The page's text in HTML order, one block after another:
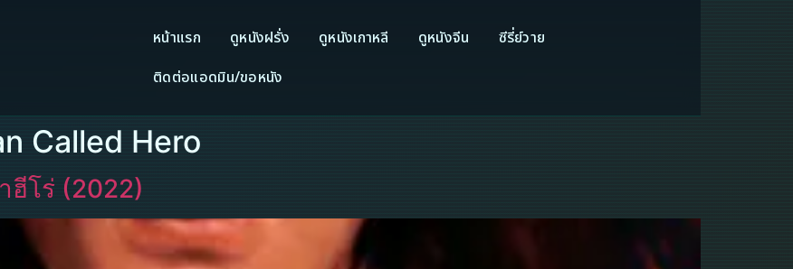
หน้าแรก ดูหนังฝรั่ง ดูหนังเกาหลี ดูหนังจีน
ซีรี่ย์วาย
ติดต่อแอดมิน/ขอหนัง
Called Hero
ฮีโร่ (2022)